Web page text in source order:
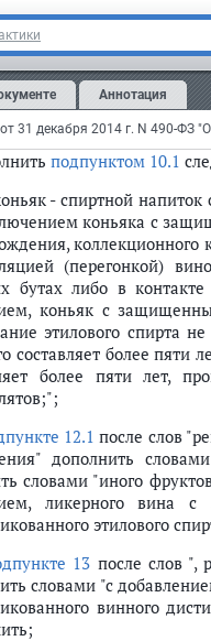
Аннотация
4цифры "1,5"
5цифры "1,5"
7после слов "(в том
подпунктом 10.1
- спиртной
коньяка с
коллекционного
(перегонкой)
бутах либо в
коньяк с
этилового спирта
составляет более пяти
более пяти лет,
12.1 после слов
дополнить
словами "иного
ликерного вина с
этилового
13 после слов ",
словами "с
винного